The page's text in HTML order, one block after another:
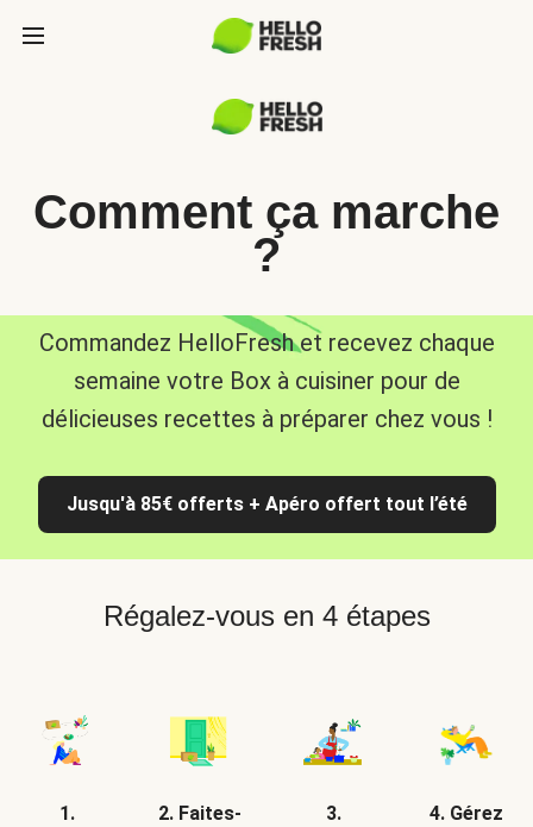
Comment ça marche
?
Commandez HelloFresh et recevez chaque
semaine votre Box à cuisiner pour de
délicieuses recettes à préparer chez vous !
Jusqu'à 85€ offerts + Apéro offert tout l’été
Régalez-vous en 4 étapes
1.
2. Faites-
3.
4. Gérez